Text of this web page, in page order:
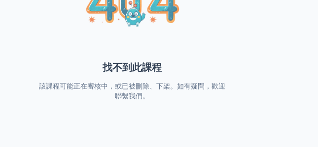
找不到此課程
該課程可能正在審核中，或已被刪除、下架。如有疑問，歡迎
聯繫我們。